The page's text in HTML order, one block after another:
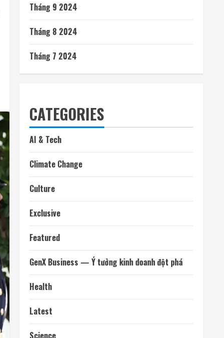
Tháng 9 2024
Tháng 8 2024
Tháng 7 2024
CATEGORIES
AI & Tech
Climate Change
Culture
Exclusive
Featured
GenX Business — Ý tưởng kinh doanh đột phá
Health
Latest
Science